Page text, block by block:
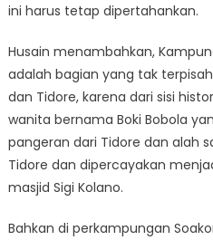
ini harus tetap dipertahankan.
Husain menambahkan,
adalah bagian yang tak
dan Tidore, karena dari sisi
wanita bernama Boki Bobola
pangeran dari Tidore dan alah
Tidore dan dipercayakan
masjid Sigi Kolano.
Bahkan di perkampungan